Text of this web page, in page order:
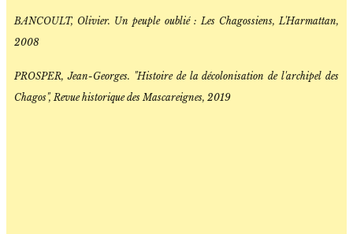
BANCOULT, Olivier. Un peuple oublié : Les Chagossiens, L'Harmattan,
2008
PROSPER, Jean-Georges. "Histoire de la décolonisation de l'archipel des
Chagos", Revue historique des Mascareignes, 2019